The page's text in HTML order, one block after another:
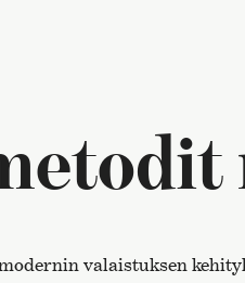
valaistuksen